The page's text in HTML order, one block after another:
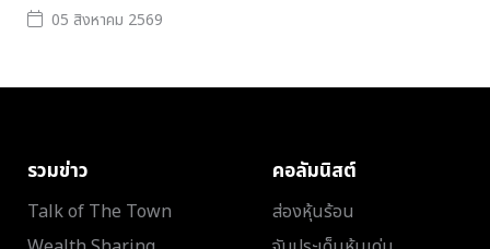
05 สิงหาคม 2569
รวมข่าว
Talk of The Town
คอลัมนิสต์
ส่องหุ้นร้อน